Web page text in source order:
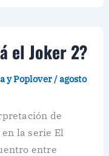
el Joker 2?
y Poplover/agosto
de
la serie El
entre